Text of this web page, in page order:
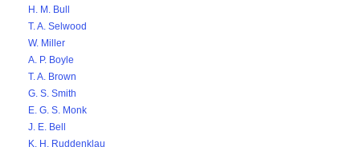
H. M. Bull
T. A. Selwood
W. Miller
A. P. Boyle
T. A. Brown
G. S. Smith
E. G. S. Monk
J. E. Bell
K. H. Ruddenklau